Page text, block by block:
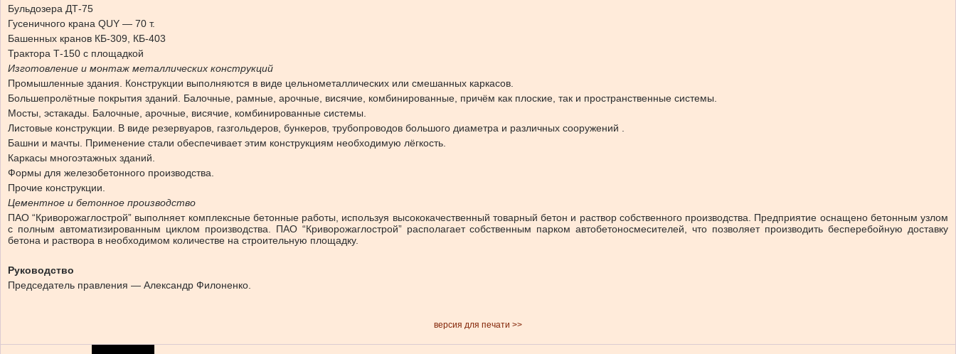
Бульдозера ДТ-75
Гусеничного крана QUY — 70 т.
Башенных кранов КБ-309, КБ-403
Трактора Т-150 с площадкой
Изготовление и монтаж металлических конструкций
Промышленные здания. Конструкции выполняются в виде цельнометаллических или смешанных каркасов.
Большепролётные покрытия зданий. Балочные, рамные, арочные, висячие, комбинированные, причём как плоские, так и пространственные системы.
Мосты, эстакады. Балочные, арочные, висячие, комбинированные системы.
Листовые конструкции. В виде резервуаров, газгольдеров, бункеров, трубопроводов большого диаметра и различных сооружений .
Башни и мачты. Применение стали обеспечивает этим конструкциям необходимую лёгкость.
Каркасы многоэтажных зданий.
Формы для железобетонного производства.
Прочие конструкции.
Цементное и бетонное производство
ПАО “Криворожаглострой” выполняет комплексные бетонные работы, используя высококачественный товарный бетон и раствор собственного производства. Предприятие оснащено бетонным узлом
с полным автоматизированным циклом производства. ПАО “Криворожаглострой” располагает собственным парком автобетоносмесителей, что позволяет производить бесперебойную доставку
бетона и раствора в необходимом количестве на строительную площадку.
Руководство
Председатель правления — Александр Филоненко.
версия для печати >>